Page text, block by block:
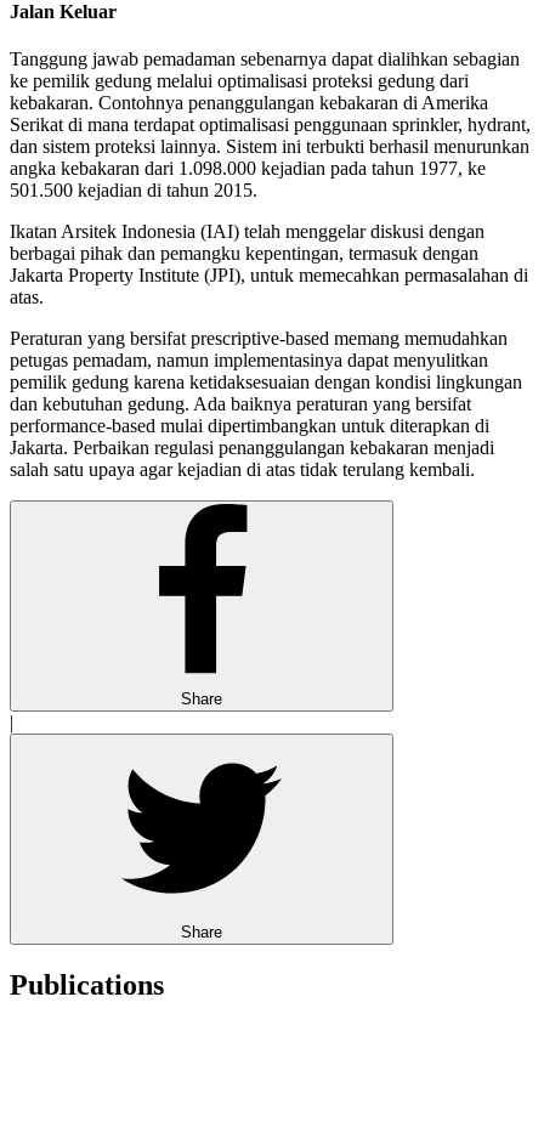
Jalan Keluar
Tanggung jawab pemadaman sebenarnya dapat dialihkan sebagian
ke pemilik gedung melalui optimalisasi proteksi gedung dari
kebakaran. Contohnya penanggulangan kebakaran di Amerika
Serikat di mana terdapat optimalisasi penggunaan sprinkler, hydrant,
dan sistem proteksi lainnya. Sistem ini terbukti berhasil menurunkan
angka kebakaran dari 1.098.000 kejadian pada tahun 1977, ke
501.500 kejadian di tahun 2015.
Ikatan Arsitek Indonesia (IAI) telah menggelar diskusi dengan
berbagai pihak dan pemangku kepentingan, termasuk dengan
Jakarta Property Institute (JPI), untuk memecahkan permasalahan di
atas.
Peraturan yang bersifat prescriptive-based memang memudahkan
petugas pemadam, namun implementasinya dapat menyulitkan
pemilik gedung karena ketidaksesuaian dengan kondisi lingkungan
dan kebutuhan gedung. Ada baiknya peraturan yang bersifat
performance-based mulai dipertimbangkan untuk diterapkan di
Jakarta. Perbaikan regulasi penanggulangan kebakaran menjadi
salah satu upaya agar kejadian di atas tidak terulang kembali.
Share
|
Share
Publications